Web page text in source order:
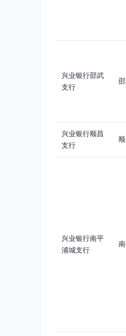
兴业银行邵武
支行
兴业银行顺昌
支行
兴业银行南平
浦城支行